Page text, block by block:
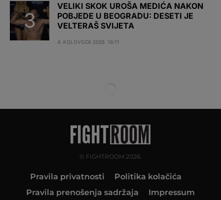
VELIKI SKOK UROŠA MEDIĆA NAKON
POBJEDE U BEOGRADU: DESETI JE
VELTERAŠ SVIJETA
4. KOLOVOZA 2026. 16:11
© FIGHTROOM 2026.
Pravila privatnosti
Politika kolačića
Pravila prenošenja sadržaja
Impressum